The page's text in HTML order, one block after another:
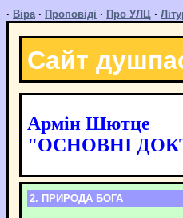
· Віра· Проповіді · Про УЛЦ ·
Сайт
Армін Шютце
"ОСНОВНІ
2. ПРИРОДА БОГА